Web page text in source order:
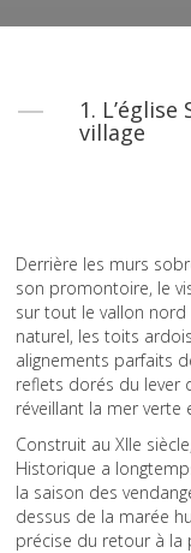
1.
village
Derrière les murs
son promontoire, le
sur tout le vallon nord
naturel, les toits
alignements parfaits
reflets dorés du lever
réveillant la mer verte
Construit au XIIe
Historique a
la saison des
dessus de la marée
précise du retour à la